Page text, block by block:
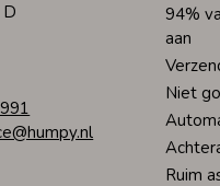
94%
aan
Niet
Ruim